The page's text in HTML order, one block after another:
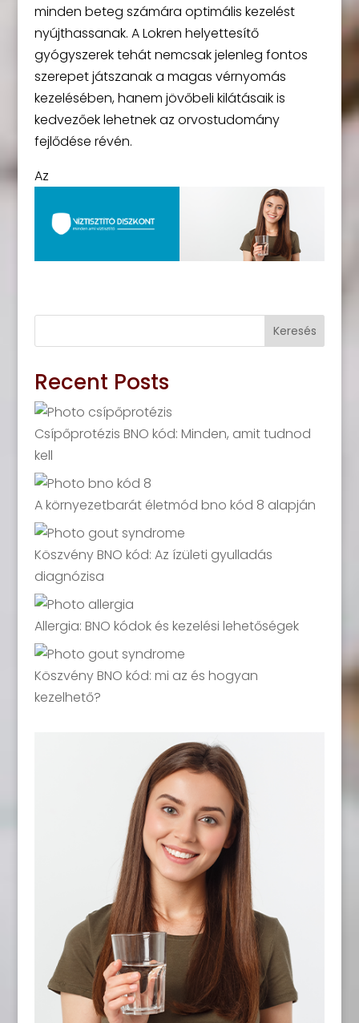
minden beteg számára optimális kezelést
nyújthassanak. A Lokren helyettesítő
gyógyszerek tehát nemcsak jelenleg fontos
szerepet játszanak a magas vérnyomás
kezelésében, hanem jövőbeli kilátásaik is
kedvezőek lehetnek az orvostudomány
fejlődése révén.
Az
Keresés
Recent Posts
Csípőprotézis BNO kód: Minden, amit tudnod
kell
A környezetbarát életmód bno kód 8 alapján
Köszvény BNO kód: Az ízületi gyulladás
diagnózisa
Allergia: BNO kódok és kezelési lehetőségek
Köszvény BNO kód: mi az és hogyan
kezelhető?